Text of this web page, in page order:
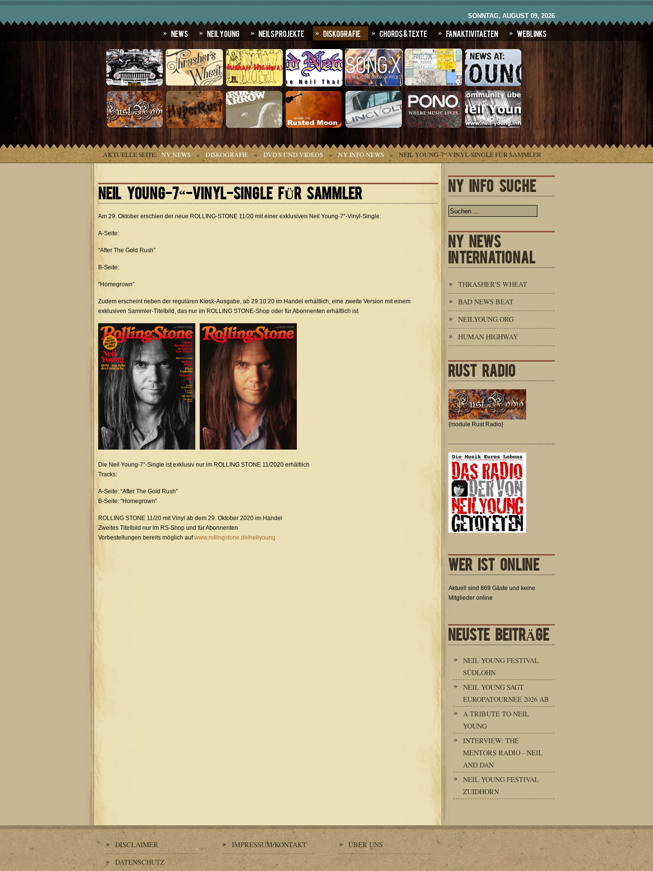
SONNTAG, AUGUST 09, 2026
News Neil Young Neils Projekte Diskografie Chords & Texte Fanaktivitaeten Weblinks
AKTUELLE SEITE: NY NEWS » DISKOGRAFIE » DVD'S UND VIDEOS » NY INFO NEWS » NEIL YOUNG-7“-VINYL-SINGLE FÜR SAMMLER
NEIL YOUNG-7“-VINYL-SINGLE FÜR SAMMLER
Am 29. Oktober erschien der neue ROLLING-STONE 11/20 mit einer exklusiven Neil Young-7“-Vinyl-Single:
A-Seite:
“After The Gold Rush”
B-Seite:
“Homegrown”
Zudem erscheint neben der regulären Kiosk-Ausgabe, ab 29.10.20 im Handel erhältlich, eine zweite Version mit einem
exklusiven Sammler-Titelbild, das nur im ROLLING STONE-Shop oder für Abonnenten erhältlich ist.
Die Neil Young-7“-Single ist exklusiv nur im ROLLING STONE 11/2020 erhältlich
Tracks:
A-Seite: “After The Gold Rush”
B-Seite: “Homegrown”
ROLLING STONE 11/20 mit Vinyl ab dem 29. Oktober 2020 im Handel
Zweites Titelbild nur im RS-Shop und für Abonnenten
Vorbestellungen bereits möglich aufwww.rollingstone.de/neilyoung
NY INFO SUCHE
NY NEWS
INTERNATIONAL
THRASHER'S WHEAT
BAD NEWS BEAT
NEILYOUNG.ORG
HUMAN HIGHWAY
RUST RADIO
{module Rust Radio}
WER IST ONLINE
Aktuell sind 869 Gäste und keine
Mitglieder online
NEUSTE BEITRÄGE
NEIL YOUNG FESTIVAL
SÜDLOHN
NEIL YOUNG SAGT
EUROPATOURNEE 2026 AB
A TRIBUTE TO NEIL
YOUNG
INTERVIEW: THE
MENTORS RADIO - NEIL
AND DAN
NEIL YOUNG FESTIVAL
ZUIDHORN
DISCLAIMER
DATENSCHUTZ
IMPRESSUM/KONTAKT ÜBER UNS